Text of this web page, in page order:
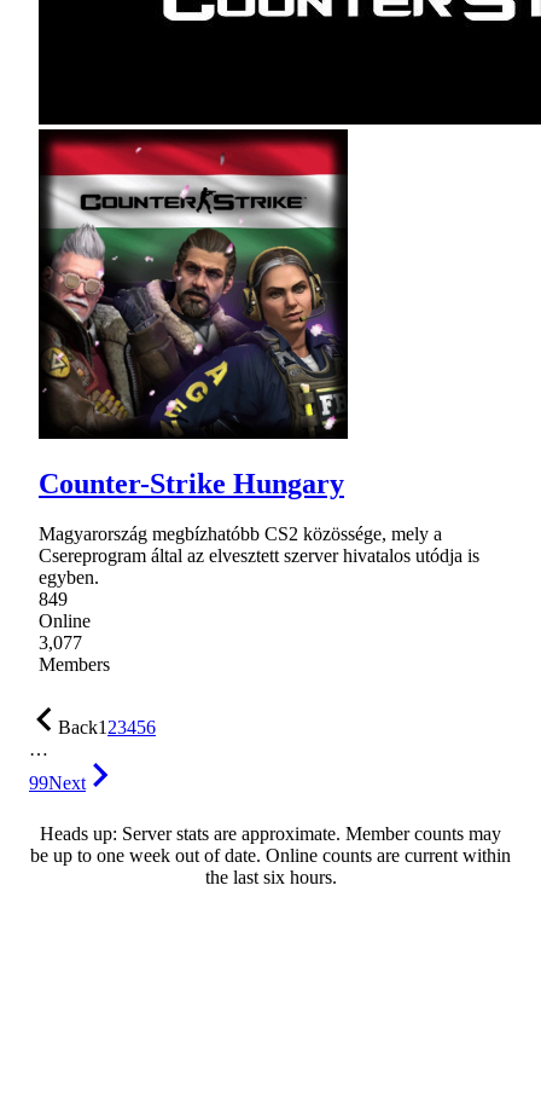
Counter-Strike Hungary
Magyarország megbízhatóbb CS2 közössége, mely a
Csereprogram által az elvesztett szerver hivatalos utódja is
egyben.
849
Online
3,077
Members
Back123456
…
99Next
Heads up: Server stats are approximate. Member counts may
be up to one week out of date. Online counts are current within
the last six hours.